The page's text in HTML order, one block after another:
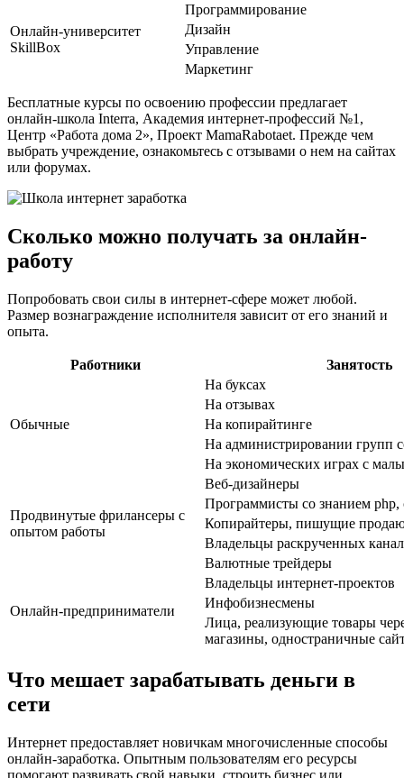
Онлайн-университет
SkillBox
Программирование
Дизайн
Управление
Маркетинг
Бесплатные курсы по освоению профессии предлагает
онлайн-школа Interra, Академия интернет-профессий №1,
Центр «Работа дома 2», Проект MamaRabotaet. Прежде чем
выбрать учреждение, ознакомьтесь с отзывами о нем на сайтах
или форумах.
Сколько можно получать за онлайн-
работу
Попробовать свои силы в интернет-сфере может любой.
Размер вознаграждение исполнителя зависит от его знаний и
опыта.
Работники Занятость
Обычные
На буксах
На отзывах
На копирайтинге
На администрировании групп
На экономических играх с
Продвинутые фрилансеры с
опытом работы
Веб-дизайнеры
Программисты со знанием php,
Копирайтеры, пишущие
Владельцы раскрученных
Валютные трейдеры
Онлайн-предприниматели
Владельцы интернет-проектов
Инфобизнесмены
Лица, реализующие товары
магазины, одностраничные
Что мешает зарабатывать деньги в
сети
Интернет предоставляет новичкам многочисленные способы
онлайн-заработка. Опытным пользователям его ресурсы
помогают развивать свой навыки, строить бизнес или